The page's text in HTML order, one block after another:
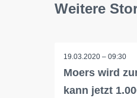
Weitere
19.03.2020 – 09:30
Moers wird
kann jetzt